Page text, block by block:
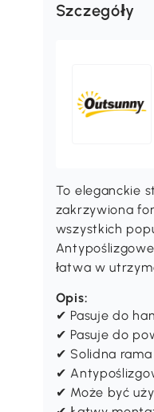
Szczegóły
To eleganckie
zakrzywiona
wszystkich
łatwa w
Opis:
✔ Pasuje do
✔ Pasuje do
✔ Solidna
✔
✔ Może być